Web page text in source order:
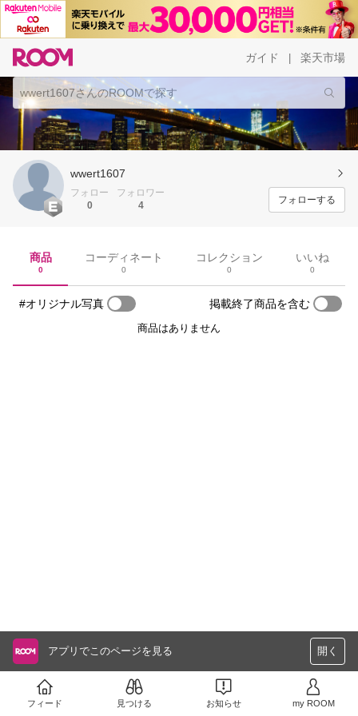
ガイド 楽天市場
wwert1607
フォロー
0
フォロワー
4
フォローする
商品
0
コーディネート
0
コレクション
0
いいね
0
#オリジナル写真 掲載終了商品を含む
商品はありません
アプリでこのページを見る 開く
フィード 見つける お知らせ my ROOM